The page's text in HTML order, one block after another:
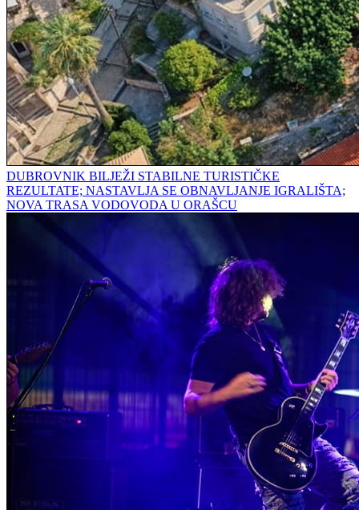
DUBROVNIK BILJEŽI STABILNE TURISTIČKE
REZULTATE; NASTAVLJA SE OBNAVLJANJE IGRALIŠTA;
NOVA TRASA VODOVODA U ORAŠCU